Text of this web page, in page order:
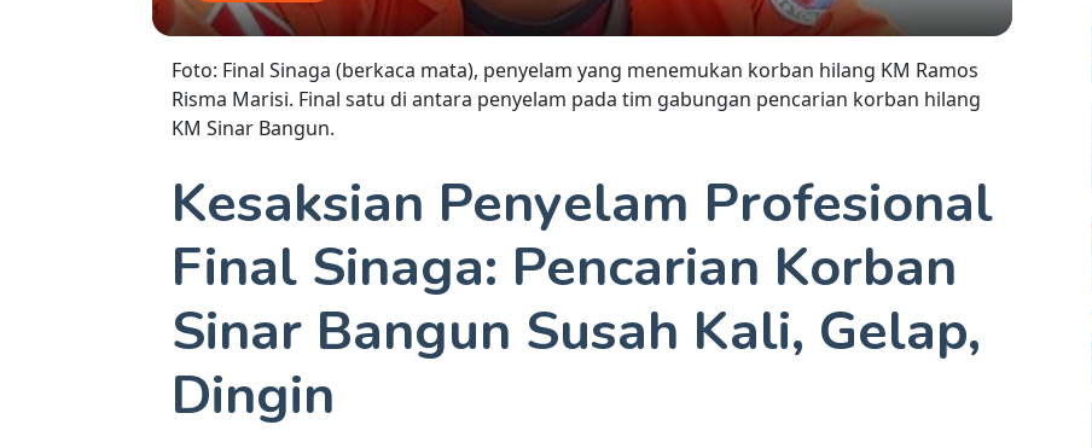
Foto: Final Sinaga (berkaca mata), penyelam yang menemukan korban hilang KM Ramos
Risma Marisi. Final satu di antara penyelam pada tim gabungan pencarian korban hilang
KM Sinar Bangun.
Kesaksian Penyelam Profesional
Final Sinaga: Pencarian Korban
Sinar Bangun Susah Kali, Gelap,
Dingin